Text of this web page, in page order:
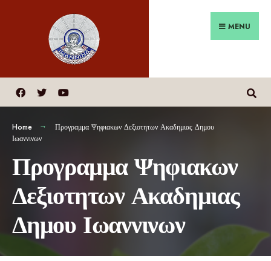
MENU
Home
Προγραμμα Ψηφιακων Δεξιοτητων Ακαδημιας Δημου
Ιωαννινων
Προγραμμα Ψηφιακων
Δεξιοτητων Ακαδημιας
Δημου Ιωαννινων